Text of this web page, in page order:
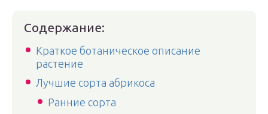
Содержание:
Краткое ботаническое описание
растение
Лучшие сорта абрикоса
Ранние сорта